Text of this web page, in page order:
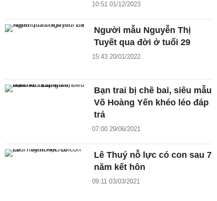
10:51 01/12/2023
Người mẫu Nguyễn Thị
Tuyết qua đời ở tuổi 29
15:43 20/01/2022
Bạn trai bị chê bai, siêu mẫu
Võ Hoàng Yến khéo léo đáp
trả
07:00 29/06/2021
Lê Thuý nỗ lực có con sau 7
năm kết hôn
09:11 03/03/2021